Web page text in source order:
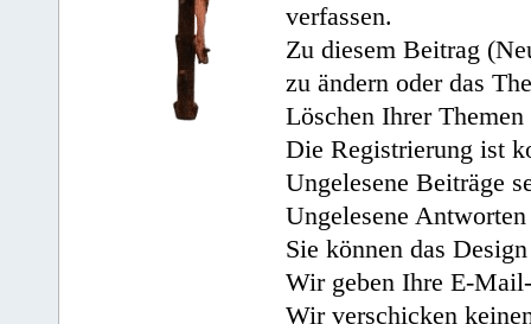
verfassen.
Zu diesem Beitrag
zu ändern oder das
Löschen Ihrer
Die Registrierung ist
Ungelesene Beiträge
Ungelesene
Sie können das
Wir geben Ihre E-
Wir verschicken